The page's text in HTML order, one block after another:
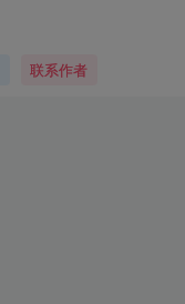
联系作者